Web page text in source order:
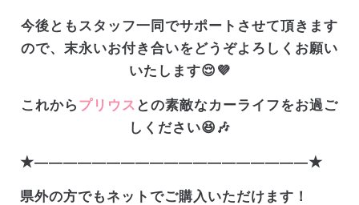
今後ともスタッフ一同でサポートさせて頂きます
ので、末永いお付き合いをどうぞよろしくお願い
いたします😌💜
これから プリウス との素敵なカーライフをお過ご
しください😆🎶
★———————————————————★
県外の方でもネットでご購入いただけます！